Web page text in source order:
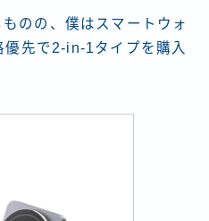
のの、僕はスマートウォ
優先で2-in-1タイプを購入